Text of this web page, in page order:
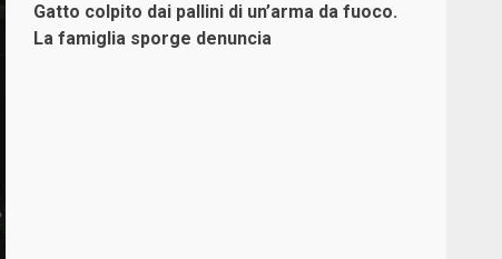
Gatto colpito dai pallini di un’arma da fuoco.
La famiglia sporge denuncia